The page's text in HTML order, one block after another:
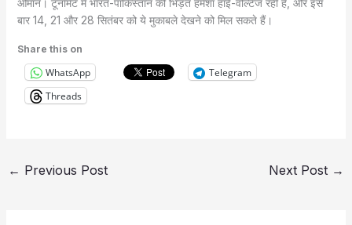
ओमान। टूर्नामेंट में भारत-पाकिस्तान की भिड़ंत हमेशा हाई-वोल्टेज रही है, और इस
बार 14, 21 और 28 सितंबर को ये मुकाबले देखने को मिल सकते हैं।
Share this on
WhatsApp
Telegram
Threads
← Previous Post Next Post →